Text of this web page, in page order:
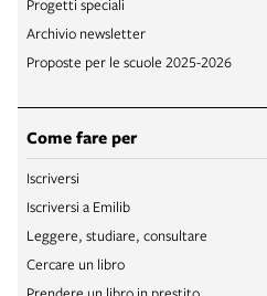
Archivio newsletter
Proposte per le scuole 2025-2026
Come fare per
Iscriversi
Iscriversi a Emilib
Leggere, studiare, consultare
Cercare un libro